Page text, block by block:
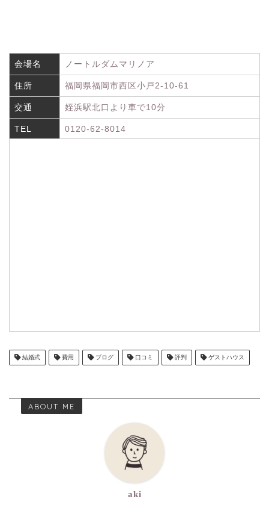
会場名 ノートルダムマリノア
住所 福岡県福岡市西区小戸2-10-61
交通 姪浜駅北口より車で10分
TEL 0120-62-8014
結婚式 費用 ブログ 口コミ 評判 ゲストハウス
ABOUT ME
aki